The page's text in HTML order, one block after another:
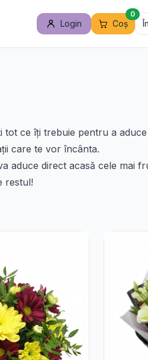
Login Coș
0
tot ce îți trebuie pentru a
care te vor încânta.
aduce direct acasă cele mai
restul!